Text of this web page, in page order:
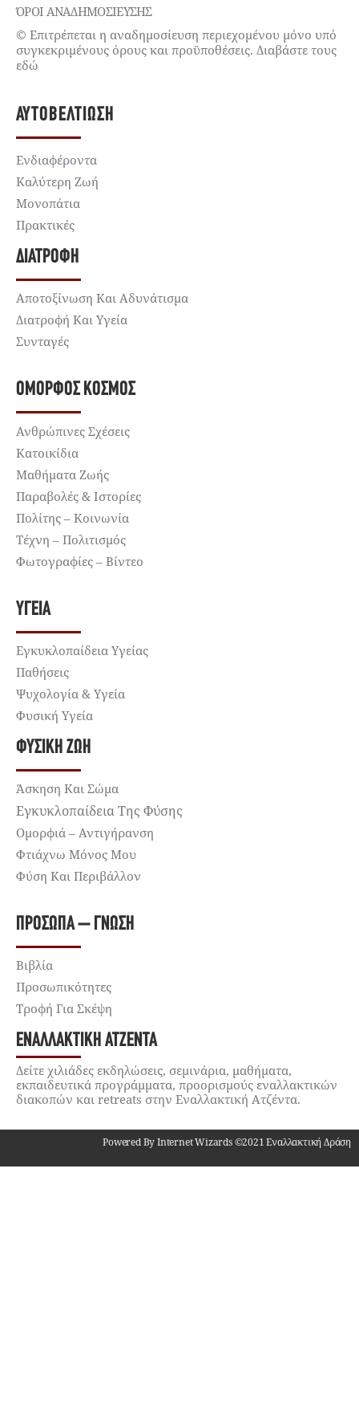
ΌΡΟΙ ΑΝΑΔΗΜΟΣΙΕΥΣΗΣ
© Επιτρέπεται η αναδημοσίευση περιεχομένου μόνο υπό
συγκεκριμένους όρους και προϋποθέσεις. Διαβάστε τους
εδώ
ΑΥΤΟΒΕΛΤΊΩΣΗ
Ενδιαφέροντα
Καλύτερη Ζωή
Μονοπάτια
Πρακτικές
ΔΙΑΤΡΟΦΉ
Αποτοξίνωση Και Αδυνάτισμα
Διατροφή Και Υγεία
Συνταγές
ΌΜΟΡΦΟΣ ΚΌΣΜΟΣ
Ανθρώπινες Σχέσεις
Κατοικίδια
Μαθήματα Ζωής
Παραβολές & Ιστορίες
Πολίτης – Κοινωνία
Τέχνη – Πολιτισμός
Φωτογραφίες – Βίντεο
ΥΓΕΊΑ
Εγκυκλοπαίδεια Υγείας
Παθήσεις
Ψυχολογία & Υγεία
Φυσική Υγεία
ΦΥΣΙΚΉ ΖΩΉ
Άσκηση Και Σώμα
Εγκυκλοπαίδεια Της Φύσης
Ομορφιά – Αντιγήρανση
Φτιάχνω Μόνος Μου
Φύση Και Περιβάλλον
ΠΡΌΣΩΠΑ – ΓΝΏΣΗ
Βιβλία
Προσωπικότητες
Τροφή Για Σκέψη
ΕΝΑΛΛΑΚΤΙΚΉ ΑΤΖΈΝΤΑ
Δείτε χιλιάδες εκδηλώσεις, σεμινάρια, μαθήματα,
εκπαιδευτικά προγράμματα, προορισμούς εναλλακτικών
διακοπών και retreats στην Εναλλακτική Ατζέντα.
Powered By Internet Wizards ©2021 Εναλλακτική Δράση